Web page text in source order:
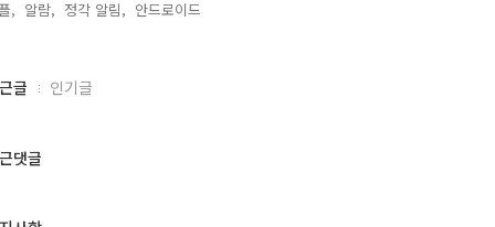
, 알람, 정각 알림, 안드로이드,
글 인기글
댓글